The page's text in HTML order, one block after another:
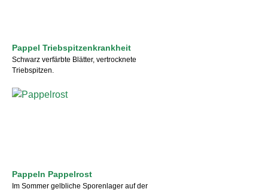
Pappel Triebspitzenkrankheit
Schwarz verfärbte Blätter, vertrocknete
Triebspitzen.
Pappeln Pappelrost
Im Sommer gelbliche Sporenlager auf der